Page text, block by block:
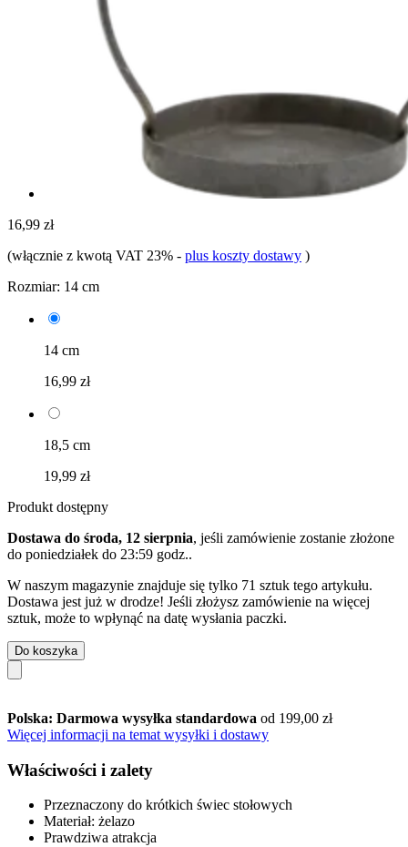
16,99 zł
(włącznie z kwotą VAT 23% - plus koszty dostawy )
Rozmiar: 14 cm
14 cm
16,99 zł
18,5 cm
19,99 zł
Produkt dostępny
Dostawa do środa, 12 sierpnia, jeśli zamówienie zostanie złożone
do poniedziałek do 23:59 godz..
W naszym magazynie znajduje się tylko 71 sztuk tego artykułu.
Dostawa jest już w drodze! Jeśli złożysz zamówienie na więcej
sztuk, może to wpłynąć na datę wysłania paczki.
Do koszyka
Polska: Darmowa wysyłka standardowa od 199,00 zł
Więcej informacji na temat wysyłki i dostawy
Właściwości i zalety
Przeznaczony do krótkich świec stołowych
Materiał: żelazo
Prawdziwa atrakcja